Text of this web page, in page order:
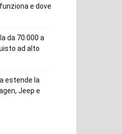
e dove
da 70.000 a
ad alto
estende la
Jeep e